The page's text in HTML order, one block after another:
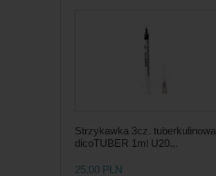
Strzykawka 3cz. tuberkulinowa
dicoTUBER 1ml U20...
25,00 PLN